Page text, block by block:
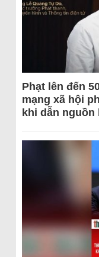
Phạt lên đến
mạng xã hội
khi dẫn nguồn